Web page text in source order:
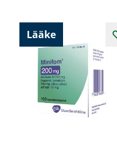
Lääke